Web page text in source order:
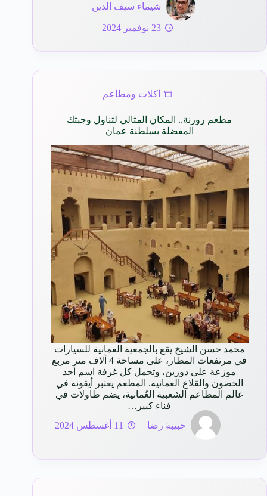
شيماء سيف الدين
23 نوفمبر 2024
اكلات ومطاعم
مطعم روزنة.. المكان المثالي لتناول وجبتك
المفضلة بسلطنة عمان
محمد حسن الشيخ يقع بالجمعية العمانية للسيارات
في مرتفعات المطار، على مساحة 4 آلاف متر مربع
موزعة على دورين، وتحمل كل غرفة اسم أحد
الحصون والقلاع العمانية. المطعم يعتبر أيقونة في
عالم المطاعم الشعبية العُمانية، يضم طاولات في
فناء كبير…
حبيبة رضا
11 أغسطس 2024